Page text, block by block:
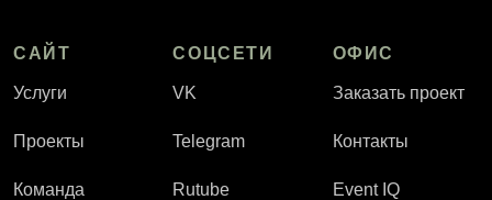
САЙТ
Услуги
Проекты
Команда
СОЦСЕТИ
VK
Telegram
Rutube
ОФИС
Заказать проект
Контакты
Event IQ